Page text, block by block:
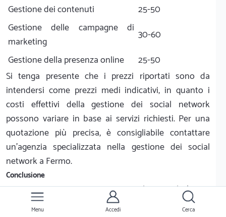
Gestione dei contenuti
25-50
Gestione delle campagne di
marketing
30-60
Gestione della presenza online
25-50
Si tenga presente che i prezzi riportati sono da
intendersi come prezzi medi indicativi, in quanto i
costi effettivi della gestione dei social network
possono variare in base ai servizi richiesti. Per una
quotazione più precisa, è consigliabile contattare
un'agenzia specializzata nella gestione dei social
network a Fermo.
Conclusione
Gestire i propri account sui social network è una
necessità in un mondo sempre più digitale. A Roma, i
Menu Accedi Cerca